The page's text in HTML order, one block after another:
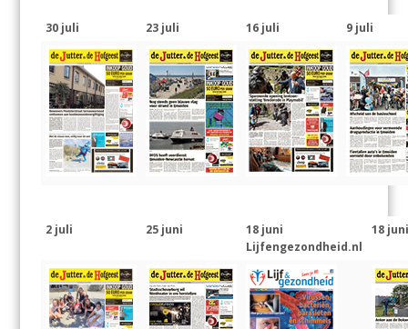
30 juli 23 juli 16 juli 9 juli
2 juli 25 juni
18 juni
Lijfengezondheid.nl
18 juni